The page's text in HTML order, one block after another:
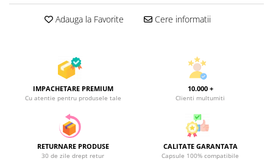
Adauga la Favorite Cere informatii
IMPACHETARE PREMIUM
Cu atentie pentru produsele tale
10.000 +
Clienti multumiti
RETURNARE PRODUSE
30 de zile drept retur
CALITATE GARANTATA
Capsule 100% compatibile